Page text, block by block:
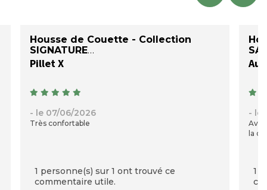
Housse de Couette - Collection
SIGNATURE
Pillet X
- le 07/06/2026
Très confortable
1 personne(s) sur 1 ont trouvé ce
commentaire utile.
- le
la
1